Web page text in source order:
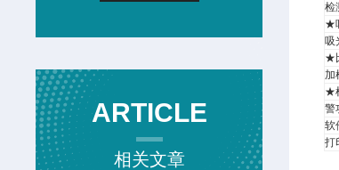
ARTICLE
相关文章
检
★
吸
★
加
★
警
软
打